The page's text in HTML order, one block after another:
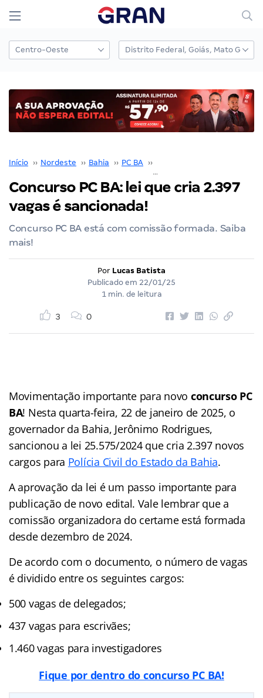
Início ›› Nordeste ›› Bahia ›› PC BA ››
Concurso PC BA: lei que cria 2.397
vagas é sancionada!
Concurso PC BA está com comissão formada. Saiba
mais!
Por Lucas Batista
Publicado em 22/01/25
1 min. de leitura
3 0
Movimentação importante para novo concurso PC
BA! Nesta quarta-feira, 22 de janeiro de 2025, o
governador da Bahia, Jerônimo Rodrigues,
sancionou a lei 25.575/2024 que cria 2.397 novos
cargos para Polícia Civil do Estado da Bahia.
A aprovação da lei é um passo importante para
publicação de novo edital. Vale lembrar que a
comissão organizadora do certame está formada
desde dezembro de 2024.
De acordo com o documento, o número de vagas
é dividido entre os seguintes cargos:
500 vagas de delegados;
437 vagas para escrivães;
1.460 vagas para investigadores
Fique por dentro do concurso PC BA!